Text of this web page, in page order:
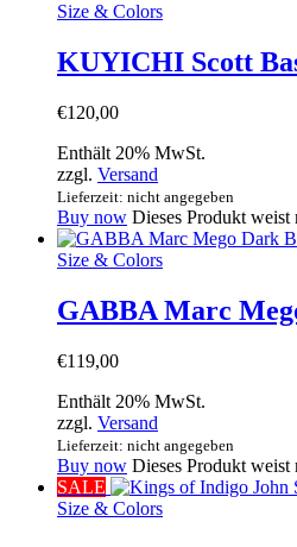
Size & Colors
KUYICHI Scott
€120,00
Enthält 20% MwSt.
zzgl. Versand
Lieferzeit: nicht angegeben
Buy now Dieses Produkt weist
Size & Colors
GABBA Marc
€119,00
Enthält 20% MwSt.
zzgl. Versand
Lieferzeit: nicht angegeben
Buy now Dieses Produkt weist
SALE
Size & Colors